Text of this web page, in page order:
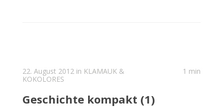
22. August 2012 in KLAMAUK &
KOKOLORES
1 min
Geschichte kompakt (1)